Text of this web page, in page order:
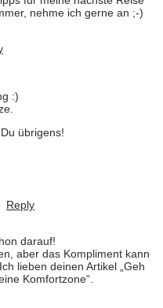
nehme ich gerne an ;-)
:)
übrigens!
Reply
darauf!
aber das Kompliment kann
lieben deinen Artikel „Geh
Komfortzone“.